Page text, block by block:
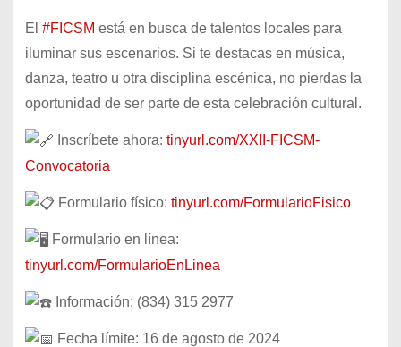
El #FICSM está en busca de talentos locales para
iluminar sus escenarios. Si te destacas en música,
danza, teatro u otra disciplina escénica, no pierdas la
oportunidad de ser parte de esta celebración cultural.
Inscríbete ahora: tinyurl.com/XXII-FICSM-
Convocatoria
Formulario físico: tinyurl.com/FormularioFisico
Formulario en línea:
tinyurl.com/FormularioEnLinea
Información: (834) 315 2977
Fecha límite: 16 de agosto de 2024